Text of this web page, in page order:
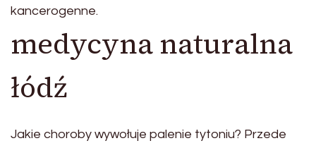
kancerogenne.
medycyna naturalna
łódź
Jakie choroby wywołuje palenie tytoniu? Przede